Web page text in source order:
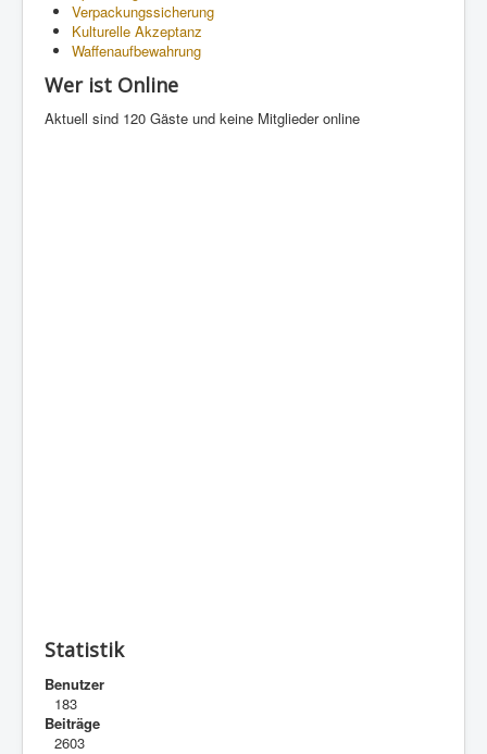
Verpackungssicherung
Kulturelle Akzeptanz
Waffenaufbewahrung
Wer ist Online
Aktuell sind 120 Gäste und keine Mitglieder online
Statistik
Benutzer
183
Beiträge
2603